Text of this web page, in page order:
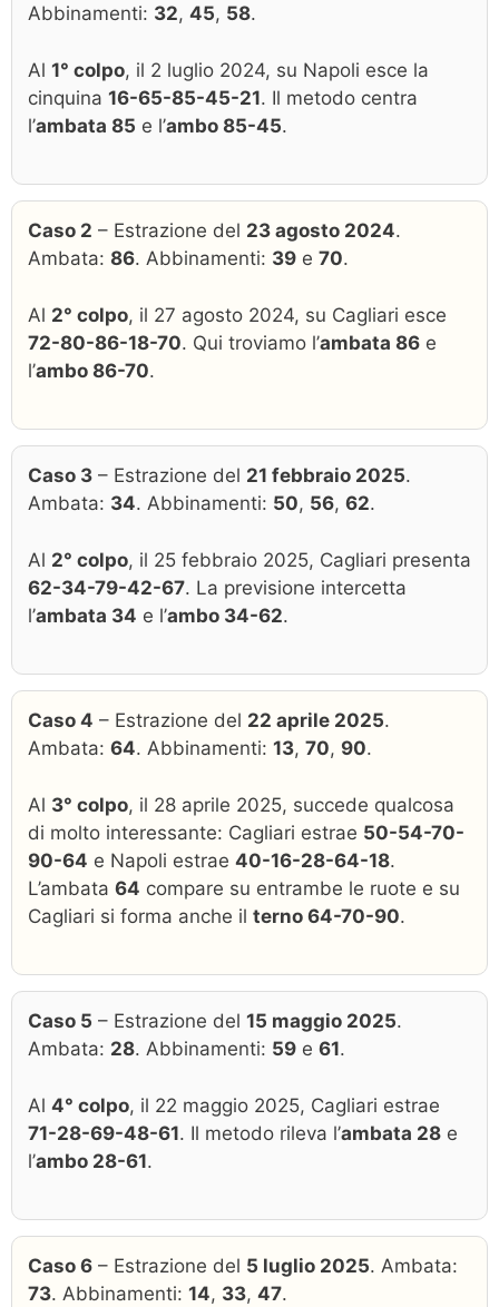
Abbinamenti: 32, 45, 58.
Al 1° colpo, il 2 luglio 2024, su Napoli esce la
cinquina 16-65-85-45-21. Il metodo centra
l’ambata 85 e l’ambo 85-45.
Caso 2 – Estrazione del 23 agosto 2024.
Ambata: 86. Abbinamenti: 39 e 70.
Al 2° colpo, il 27 agosto 2024, su Cagliari esce
72-80-86-18-70. Qui troviamo l’ambata 86 e
l’ambo 86-70.
Caso 3 – Estrazione del 21 febbraio 2025.
Ambata: 34. Abbinamenti: 50, 56, 62.
Al 2° colpo, il 25 febbraio 2025, Cagliari presenta
62-34-79-42-67. La previsione intercetta
l’ambata 34 e l’ambo 34-62.
Caso 4 – Estrazione del 22 aprile 2025.
Ambata: 64. Abbinamenti: 13, 70, 90.
Al 3° colpo, il 28 aprile 2025, succede qualcosa
di molto interessante: Cagliari estrae 50-54-70-
90-64 e Napoli estrae 40-16-28-64-18.
L’ambata 64 compare su entrambe le ruote e su
Cagliari si forma anche il terno 64-70-90.
Caso 5 – Estrazione del 15 maggio 2025.
Ambata: 28. Abbinamenti: 59 e 61.
Al 4° colpo, il 22 maggio 2025, Cagliari estrae
71-28-69-48-61. Il metodo rileva l’ambata 28 e
l’ambo 28-61.
Caso 6 – Estrazione del 5 luglio 2025. Ambata:
73. Abbinamenti: 14, 33, 47.